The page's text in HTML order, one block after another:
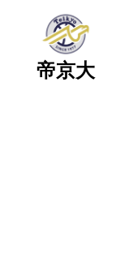
帝京大